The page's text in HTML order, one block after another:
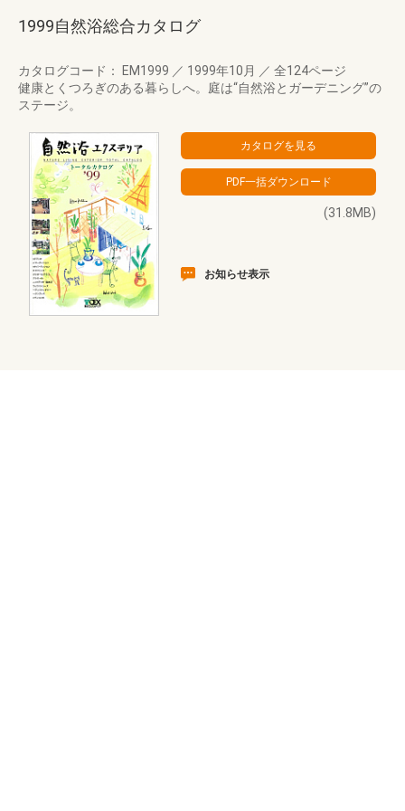
1999自然浴総合カタログ
カタログコード： EM1999 ／ 1999年10月 ／ 全124ページ
健康とくつろぎのある暮らしへ。庭は“自然浴とガーデニング”の
ステージ。
(31.8MB)
お知らせ表示